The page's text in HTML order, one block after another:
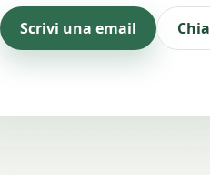
Scrivi una email